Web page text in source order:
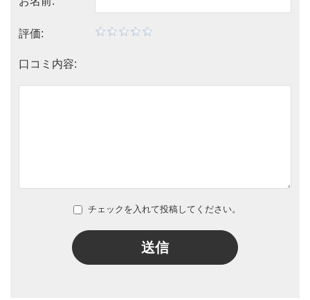
評価:
口コミ内容:
チェックを入れて投稿してください。
送信